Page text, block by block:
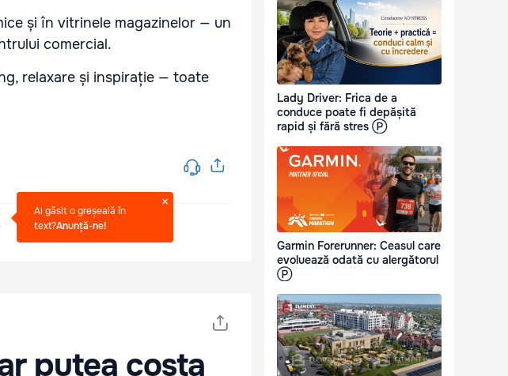
și în vitrinele magazinelor — un
comercial.
relaxare și inspirație — toate
Ai găsit o greșeală în
text?Anunță-ne!
putea costa
Lady Driver: Frica de a
conduce poate fi depășită
rapid și fără stres Ⓟ
Garmin Forerunner: Ceasul care
evoluează odată cu alergătorul
Ⓟ